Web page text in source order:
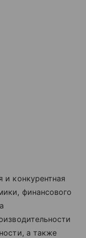
и конкурентная
финансового
а также